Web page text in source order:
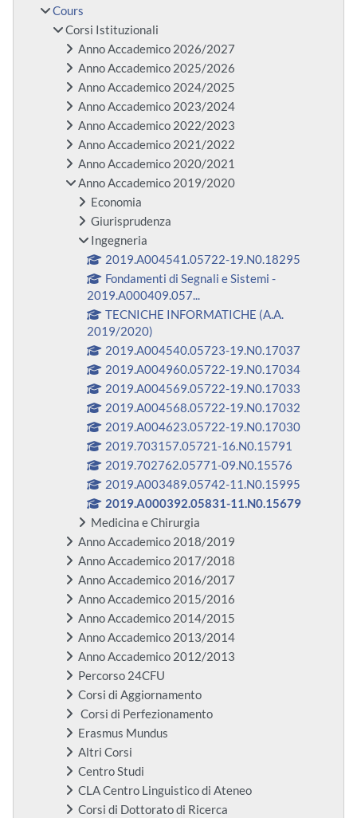
Cours
Corsi Istituzionali
Anno Accademico 2026/2027
Anno Accademico 2025/2026
Anno Accademico 2024/2025
Anno Accademico 2023/2024
Anno Accademico 2022/2023
Anno Accademico 2021/2022
Anno Accademico 2020/2021
Anno Accademico 2019/2020
Economia
Giurisprudenza
Ingegneria
2019.A004541.05722-19.N0.18295
Fondamenti di Segnali e Sistemi -
2019.A000409.057...
TECNICHE INFORMATICHE (A.A.
2019/2020)
2019.A004540.05723-19.N0.17037
2019.A004960.05722-19.N0.17034
2019.A004569.05722-19.N0.17033
2019.A004568.05722-19.N0.17032
2019.A004623.05722-19.N0.17030
2019.703157.05721-16.N0.15791
2019.702762.05771-09.N0.15576
2019.A003489.05742-11.N0.15995
2019.A000392.05831-11.N0.15679
Medicina e Chirurgia
Anno Accademico 2018/2019
Anno Accademico 2017/2018
Anno Accademico 2016/2017
Anno Accademico 2015/2016
Anno Accademico 2014/2015
Anno Accademico 2013/2014
Anno Accademico 2012/2013
Percorso 24CFU
Corsi di Aggiornamento
Corsi di Perfezionamento
Erasmus Mundus
Altri Corsi
Centro Studi
CLA Centro Linguistico di Ateneo
Corsi di Dottorato di Ricerca